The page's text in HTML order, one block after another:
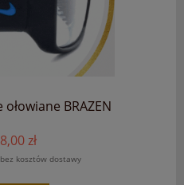
BRAZEN
zł
kosztów dostawy